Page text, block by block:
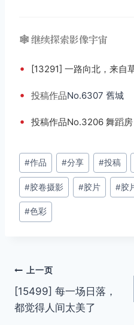
🕸️ 继续探索影像宇宙
• [13291] 一路向北，来自
• 投稿作品No.6307 舊城
• 投稿作品No.3206 舞蹈房
文
章
标
签：
#作品 #分享 #投稿
#胶卷摄影 #胶片 #胶
#色彩
文
章
上一页
[15499] 每一场日落，
都觉得人间太美了